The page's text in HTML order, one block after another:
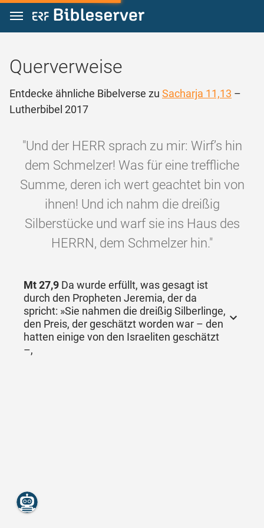
Zum Inhalt springen
Querverweise
Entdecke ähnliche Bibelverse zu Sacharja 11,13 –
Lutherbibel 2017
"Und der HERR sprach zu mir: Wirf’s hin
dem Schmelzer! Was für eine treffliche
Summe, deren ich wert geachtet bin von
ihnen! Und ich nahm die dreißig
Silberstücke und warf sie ins Haus des
HERRN, dem Schmelzer hin."
Mt 27,9 Da wurde erfüllt, was gesagt ist
durch den Propheten Jeremia, der da
spricht: »Sie nahmen die dreißig Silberlinge,
den Preis, der geschätzt worden war – den
hatten einige von den Israeliten geschätzt
–,